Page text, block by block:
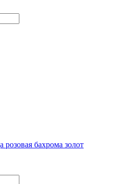
бахрома золот